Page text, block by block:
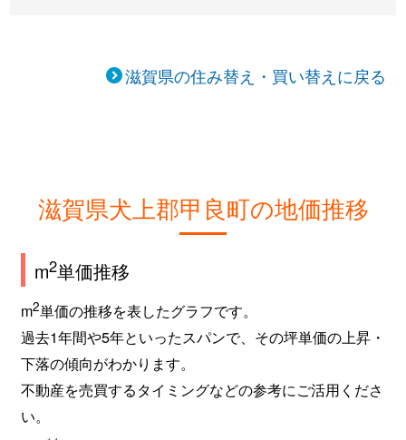
滋賀県の住み替え・買い替えに戻る
滋賀県犬上郡甲良町の地価推移
m2単価推移
m2単価の推移を表したグラフです。
過去1年間や5年といったスパンで、その坪単価の上昇・
下落の傾向がわかります。
不動産を売買するタイミングなどの参考にご活用くださ
い。